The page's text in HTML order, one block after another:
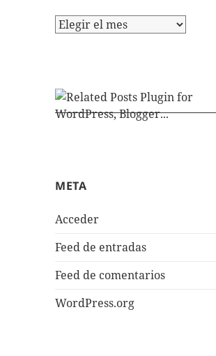
Archivos
META
Acceder
Feed de entradas
Feed de comentarios
WordPress.org